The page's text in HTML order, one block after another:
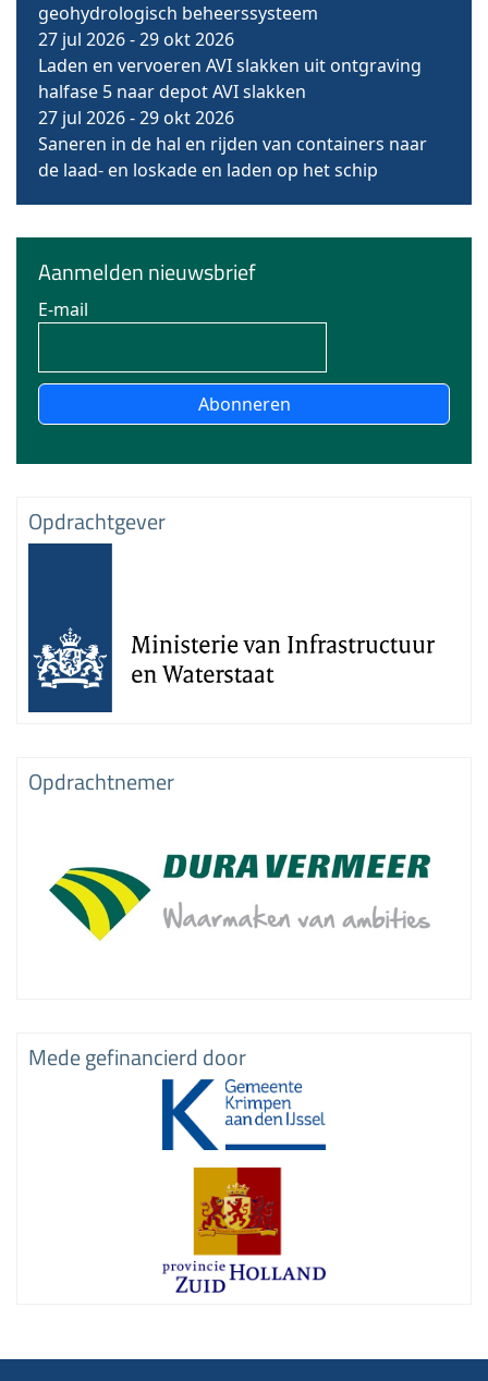
geohydrologisch beheerssysteem
27 jul 2026-29 okt 2026
Laden en vervoeren AVI slakken uit ontgraving
halfase 5 naar depot AVI slakken
27 jul 2026-29 okt 2026
Saneren in de hal en rijden van containers naar
de laad- en loskade en laden op het schip
Aanmelden nieuwsbrief
E-mail
Abonneren
Opdrachtgever
Opdrachtnemer
Mede gefinancierd door